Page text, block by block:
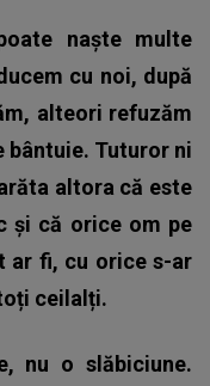
naște multe
cu noi, după
alteori refuzăm
bântuie. Tuturor ni
altora că este
și că orice om pe
ar fi, cu orice s-ar
ceilalți.
nu o slăbiciune.